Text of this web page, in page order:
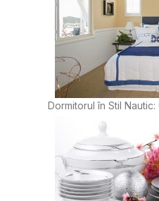
Dormitorul în Stil